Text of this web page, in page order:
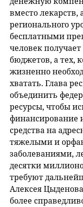
вместо лекарств,
регионального
бесплатными
человек
бюджетов, а тех,
жизненно
хватать. Глава
объединить
ресурсы, чтобы
финансирование
средства на
тяжелыми и
заболеваниями,
десятки
требуют
Алексея
более